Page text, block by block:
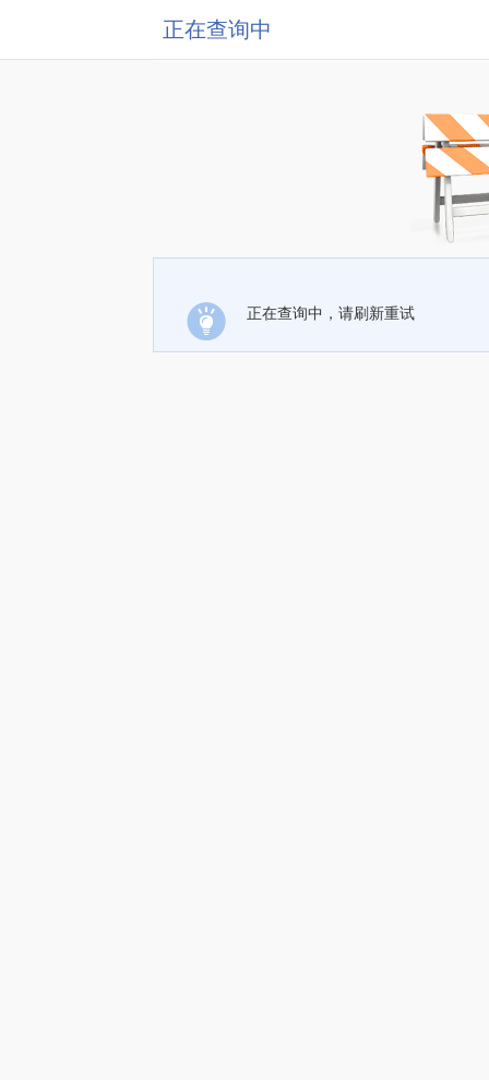
正在查询中
正在查询中，请刷新重试